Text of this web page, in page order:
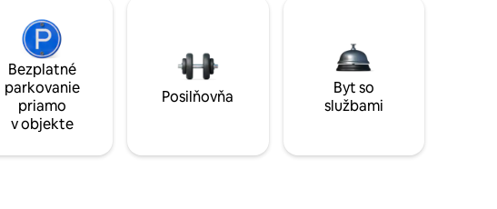
Bezplatné
parkovanie
priamo
v objekte
Posilňovňa
Byt so
službami